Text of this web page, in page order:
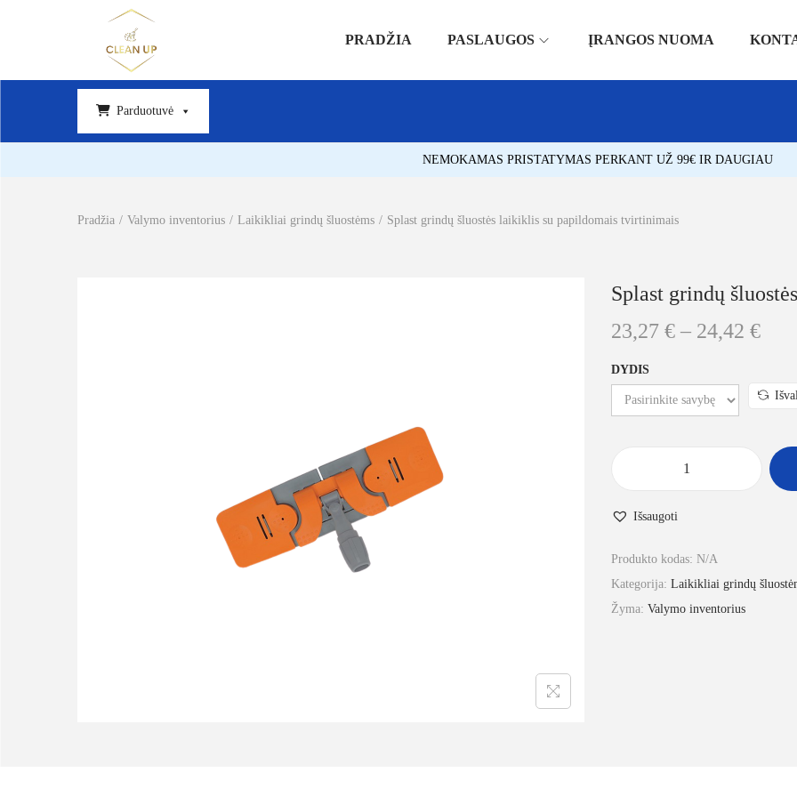
PRADŽIA PASLAUGOS ĮRANGOS NUOMA
Parduotuvė
NEMOKAMAS PRISTATYMAS PERKANT UŽ 99€ IR DAUGIAU
Pradžia / Valymo inventorius / Laikikliai grindų šluostėms / Splast grindų šluostės laikiklis su papildomais tvirtinimais
Splast grindų
23,27 € – 24,42 €
DYDIS
Išsaugoti
Produkto kodas: N/A
Kategorija: Laikikliai grindų
Žyma: Valymo inventorius